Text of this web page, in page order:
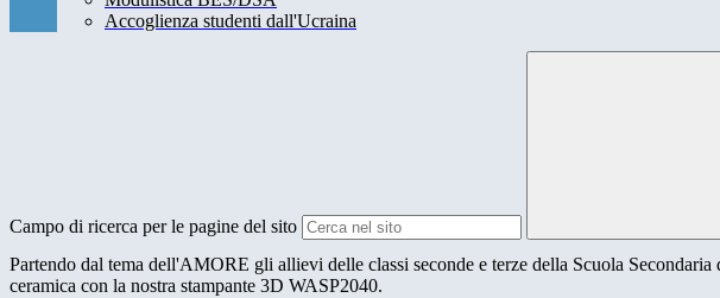
Accoglienza studenti dall'Ucraina
Campo di ricerca per le pagine del sito
Partendo dal tema dell'AMORE gli allievi delle classi seconde e terze della Scuola
ceramica con la nostra stampante 3D WASP2040.